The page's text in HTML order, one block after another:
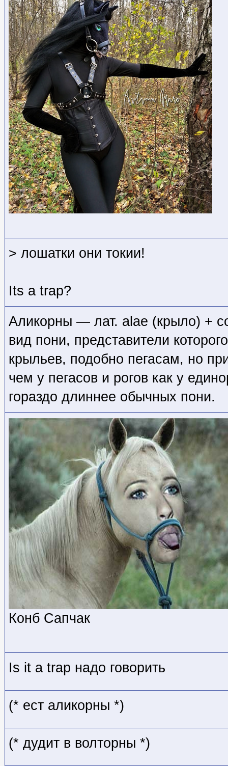
> лошатки они токии!
Its a trap?
Аликорны — лат. alae (крыло) +
вид пони, представители
крыльев, подобно пегасам, но
чем у пегасов и рогов как у
гораздо длиннее обычных пони.
Конб Сапчак
Is it a trap надо говорить
(* ест аликорны *)
(* дудит в волторны *)